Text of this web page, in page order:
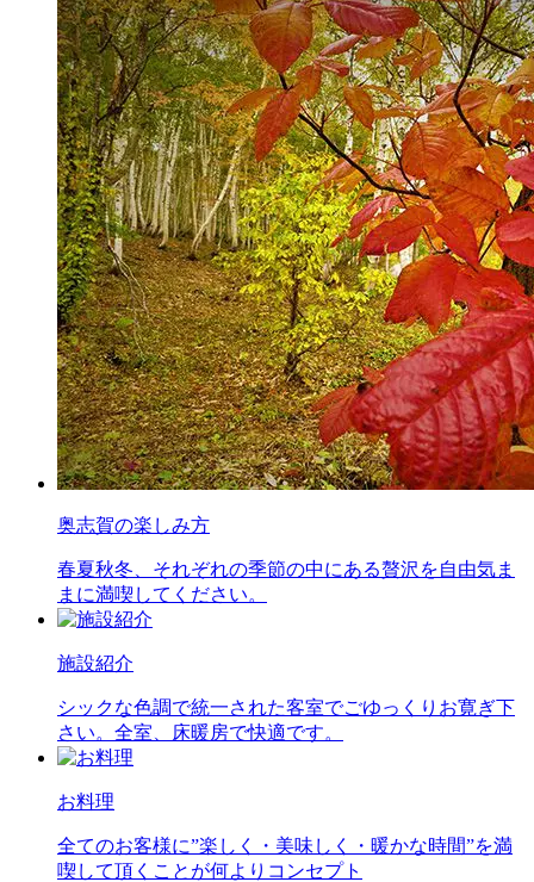
奥志賀の楽しみ方
春夏秋冬、それぞれの季節の中にある贅沢を自由気ま
まに満喫してください。
施設紹介
シックな色調で統一された客室でごゆっくりお寛ぎ下
さい。全室、床暖房で快適です。
お料理
全てのお客様に”楽しく・美味しく・暖かな時間”を満
喫して頂くことが何よりコンセプト